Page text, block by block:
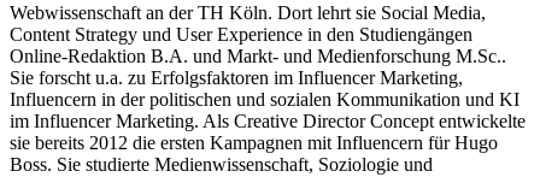
Webwissenschaft an der TH Köln. Dort lehrt sie Social Media,
Content Strategy und User Experience in den Studiengängen
Online-Redaktion B.A. und Markt- und Medienforschung M.Sc..
Sie forscht u.a. zu Erfolgsfaktoren im Influencer Marketing,
Influencern in der politischen und sozialen Kommunikation und KI
im Influencer Marketing. Als Creative Director Concept entwickelte
sie bereits 2012 die ersten Kampagnen mit Influencern für Hugo
Boss. Sie studierte Medienwissenschaft, Soziologie und